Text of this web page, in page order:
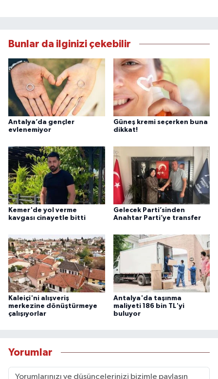
Bunlar da ilginizi çekebilir
Antalya’da gençler
evlenemiyor
Güneş kremi seçerken buna
dikkat!
Kemer'de yol verme
kavgası cinayetle bitti
Gelecek Parti’sinden
Anahtar Parti’ye transfer
Kaleiçi'ni alışveriş
merkezine dönüştürmeye
çalışıyorlar
Antalya'da taşınma
maliyeti 186 bin TL'yi
buluyor
Yorumlar